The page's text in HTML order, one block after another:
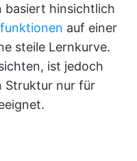
basiert hinsichtlich
auf einer
steile Lernkurve.
ist jedoch
Struktur nur für